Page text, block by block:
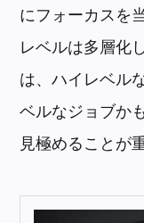
にフォーカスを
レベルは多層化
は、ハイレベル
ベルなジョブか
見極めることが